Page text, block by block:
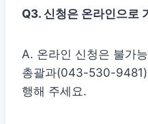
Q3. 신청은 온라인으로
A. 온라인 신청은 불가
총괄과(043-530-9481)
행해 주세요.